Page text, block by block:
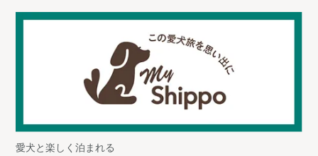
愛犬と楽しく泊まれる